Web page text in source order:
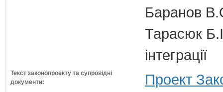
Баранов
Тарасюк
інтеграції
Текст законопроекту та супровідні
документи:
Проект